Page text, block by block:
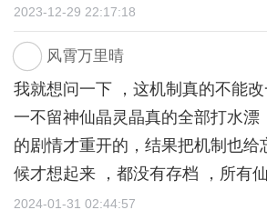
掠夺美人，收集神器，养宠修仙，
☆美男图鉴☆仙府养成☆奇遇无限☆
后宫。
（初次尝试，有bug请在专门反馈楼
本书主角苏破天际，一切剧情都为
攻略角色男。女性角色多为高光人
葛。
②主控求生反抗难度大，只有自己
看玩家选择和属性。不算正统爽文
虐。可能出现主控身不由己的小黑
极端洁党会不喜欢。）但会安排属
2023-12-29 22:17:18
风霄万里晴
我就想问一下 ，这机制真的不能改
一不留神仙晶灵晶真的全部打水漂
的剧情才重开的，结果把机制也给
候才想起来 ，都没有存档 ，所有
没多久， 还没在手里捂热呢 ，一
2024-01-31 02:44:57